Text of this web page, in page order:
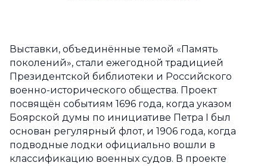
Выставки, объединённые темой «Память
поколений», стали ежегодной традицией
Президентской библиотеки и Российского
военно-исторического общества. Проект
посвящён событиям 1696 года, когда указом
Боярской думы по инициативе Петра I был
основан регулярный флот, и 1906 года, когда
подводные лодки официально вошли в
классификацию военных судов. В проекте